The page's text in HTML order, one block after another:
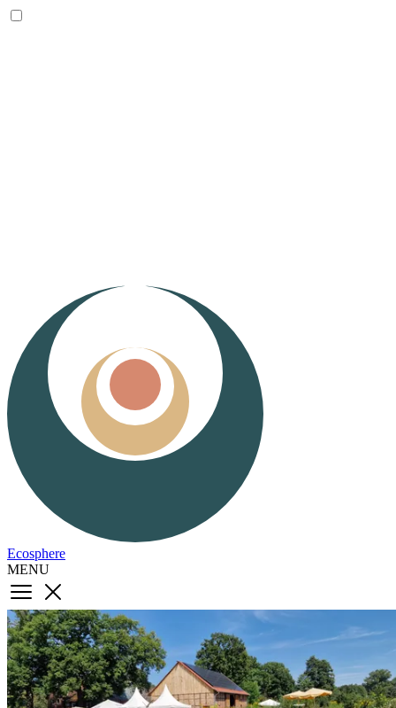
Ecosphere
MENU